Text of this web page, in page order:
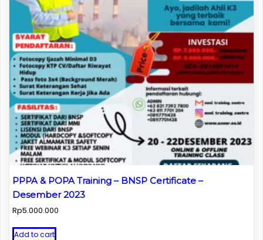
PPPA & POPA Training – BNSP Certificate –
Desember 2023
Rp5.000.000
Add to cart